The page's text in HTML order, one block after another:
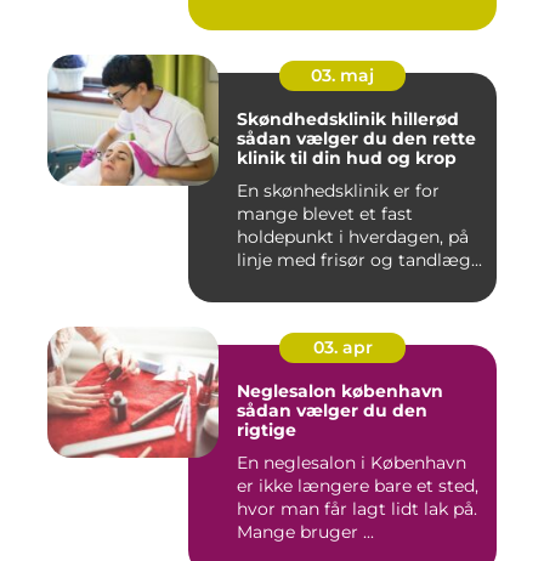
03. maj
Skøndhedsklinik hillerød
sådan vælger du den rette
klinik til din hud og krop
En skønhedsklinik er for
mange blevet et fast
holdepunkt i hverdagen, på
linje med frisør og tandlæg...
03. apr
Neglesalon københavn
sådan vælger du den
rigtige
En neglesalon i København
er ikke længere bare et sted,
hvor man får lagt lidt lak på.
Mange bruger ...